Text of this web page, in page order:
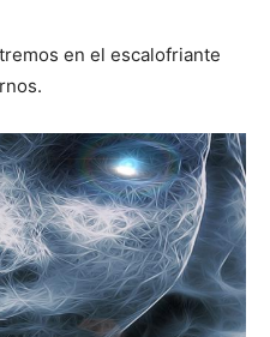
en el escalofriante